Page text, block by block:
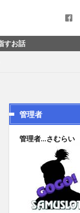
管理者
管理者…さむらい